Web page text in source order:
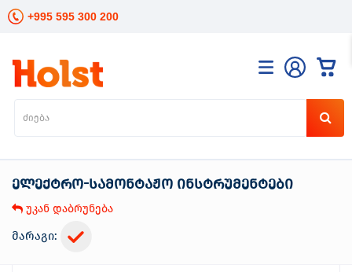
+995 595 300 200
ელექტრო-სამონტაჟო ინსტრუმენტები
უკან დაბრუნება
მარაგი:
კატალოგი
განათება
ინსტრუმენტები
ელექტრო
მოვლა